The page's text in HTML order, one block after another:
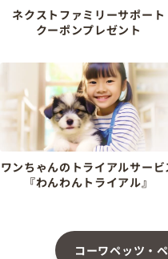
ネクストファミリーサポート
クーポンプレゼント
ワンちゃんのトライアルサービ
『わんわんトライアル』
コーワペッツ・